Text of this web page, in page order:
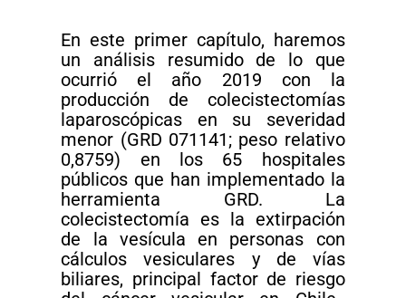
En este primer capítulo, haremos
un análisis resumido de lo que
ocurrió el año 2019 con la
producción de colecistectomías
laparoscópicas en su severidad
menor (GRD 071141; peso relativo
0,8759) en los 65 hospitales
públicos que han implementado la
herramienta GRD. La
colecistectomía es la extirpación
de la vesícula en personas con
cálculos vesiculares y de vías
biliares, principal factor de riesgo